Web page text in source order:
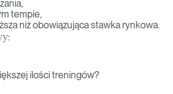
tempie,
niż obowiązująca stawka rynkowa.
ilości treningów?